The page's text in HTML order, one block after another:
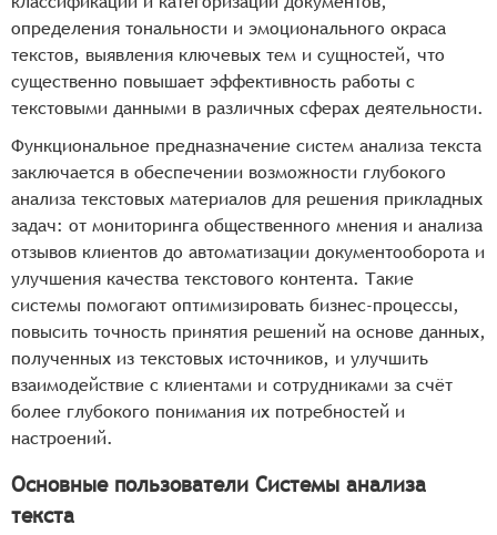
определения тональности и эмоционального окраса
текстов, выявления ключевых тем и сущностей, что
существенно повышает эффективность работы с
текстовыми данными в различных сферах деятельности.
Функциональное предназначение систем анализа текста
заключается в обеспечении возможности глубокого
анализа текстовых материалов для решения прикладных
задач: от мониторинга общественного мнения и анализа
отзывов клиентов до автоматизации документооборота и
улучшения качества текстового контента. Такие
системы помогают оптимизировать бизнес-процессы,
повысить точность принятия решений на основе данных,
полученных из текстовых источников, и улучшить
взаимодействие с клиентами и сотрудниками за счёт
более глубокого понимания их потребностей и
настроений.
Основные пользователи Системы анализа
текста